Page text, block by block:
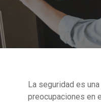
La seguridad es
preocupaciones en